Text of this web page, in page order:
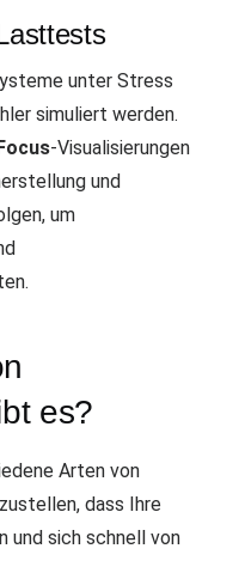
unter Stress
simuliert werden.
-Visualisierungen
und
um
es?
Arten von
dass Ihre
und sich schnell von